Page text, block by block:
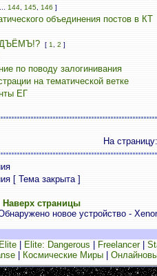
144, 145, 146 ]
объединения постов в КТ
[ 1 2 ]
по поводу залогинивания
на тематической ветке
ЕГ
На страницу:
[ Тема закрыта ]
Наверх страницы
новое устройство -
Elite| Elite: Dangerous Freelancer|
| Космические Миры|